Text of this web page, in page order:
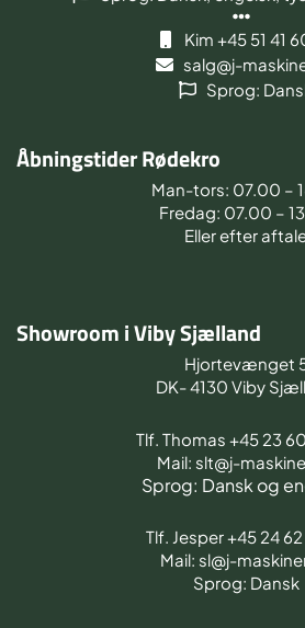
Kim +45 51 41
salg@j-
Sprog:
Åbningstider Rødekro
Man-tors: 07.00 –
Fredag: 07.00 –
Eller efter
Showroom i Viby Sjælland
Hjortevænget
DK- 4130 Viby
Tlf. Thomas +45 23
Mail: slt@j-
Sprog: Dansk og
Tlf. Jesper +45 24 62
Mail: sl@j-
Sprog: Dansk